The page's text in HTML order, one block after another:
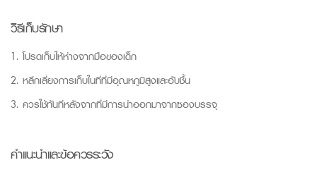
วิธีเก็บรักษา
1. โปรดเก็บให้ห่างจากมือของเด็ก
2. หลีกเลี่ยงการเก็บในที่ที่มีอุณหภูมิสูงและอับชื้น
3. ควรใช้ทันทีหลังจากที่มีการนำออกมาจากซองบรรจุ
คำแนะนำและข้อควรระวัง